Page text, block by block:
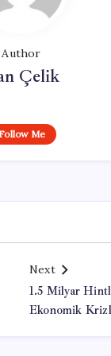
Author
Çelik
Follow Me
Next
1.5 Milyar
Ekonomik